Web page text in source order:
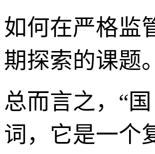
如何在严格监
期探索的课题。
总而言之，“
词，它是一个